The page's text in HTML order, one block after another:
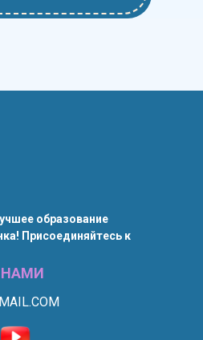
НАМИ
образование
Присоединяйтесь к